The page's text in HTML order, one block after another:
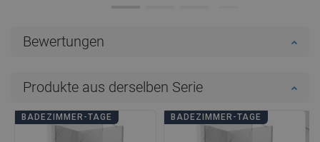
Bewertungen
Produkte aus derselben Serie
BADEZIMMER-TAGE BADEZIMMER-TAGE